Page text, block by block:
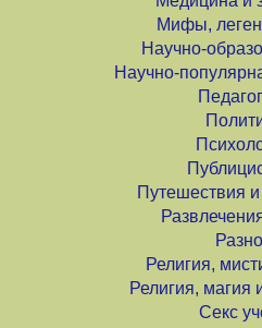
Мифы,
Научно-
Научно-
Путешествия
Религия,
Религия, магия
Секс